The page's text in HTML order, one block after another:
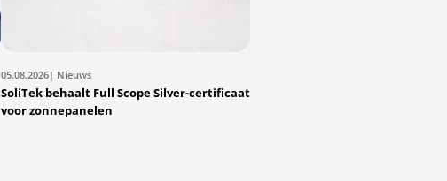
05.08.2026| Nieuws
SoliTek behaalt Full Scope Silver-certificaat
voor zonnepanelen